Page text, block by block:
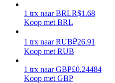
Verdienen
1 trx naar BRLR$1.68
Koop met BRL
1 trx naar RUB₽26.91
Koop met RUB
1 trx naar GBP£0.24484
Koop met GBP